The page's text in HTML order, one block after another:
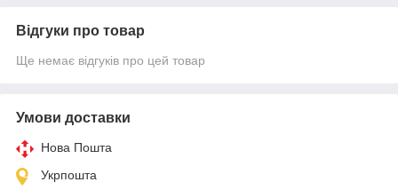
Відгуки про товар
Ще немає відгуків про цей товар
Умови доставки
Нова Пошта
Укрпошта